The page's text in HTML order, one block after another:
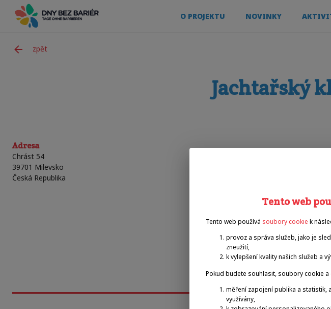
O PROJEKTU NOVINKY
zpět
Jachtařský
Adresa
Chrást 54
39701 Milevsko
Česká Republika
Tento web
Tento web používá soubory cookie k
provoz a správa služeb, jako je
zneužití,
k vylepšení kvality našich služeb a
Pokud budete souhlasit, soubory cookie
měření zapojení publika a statistik,
využívány,